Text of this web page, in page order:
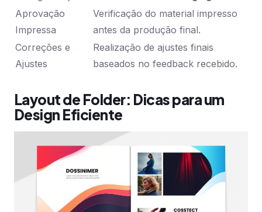
Aprovação
Impressa
Verificação do material impresso
antes da produção final.
Correções e
Ajustes
Realização de ajustes finais
baseados no feedback recebido.
Layout de Folder: Dicas para um
Design Eficiente